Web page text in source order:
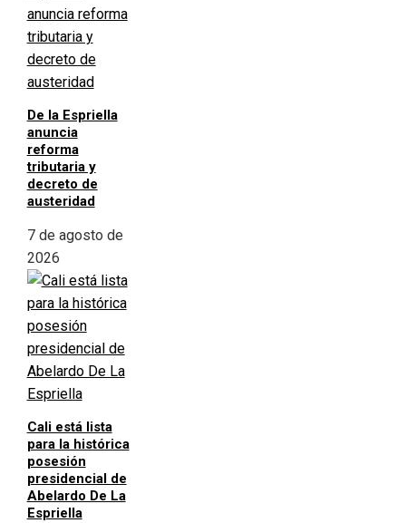
De la Espriella
anuncia
reforma
tributaria y
decreto de
austeridad
7 de agosto de
2026
Cali está lista
para la histórica
posesión
presidencial de
Abelardo De La
Espriella